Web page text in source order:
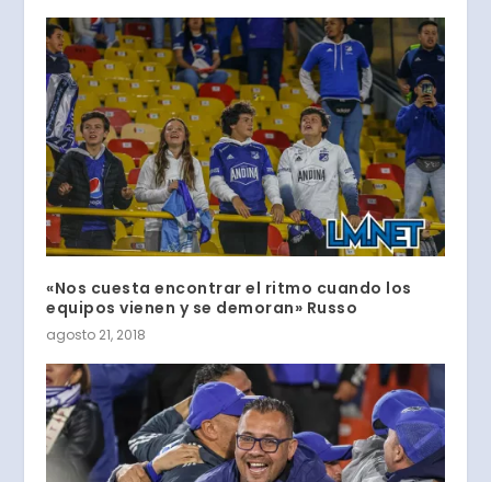
«Nos cuesta encontrar el ritmo cuando los
equipos vienen y se demoran» Russo
agosto 21, 2018